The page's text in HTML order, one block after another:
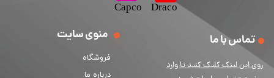
منوی سایت
فروشگاه
درباره ما
تماس با ما
روی این لینک کلیک کنید تا وارد
​​​​​​​​​​​​​​​​​​​​Capco Draco